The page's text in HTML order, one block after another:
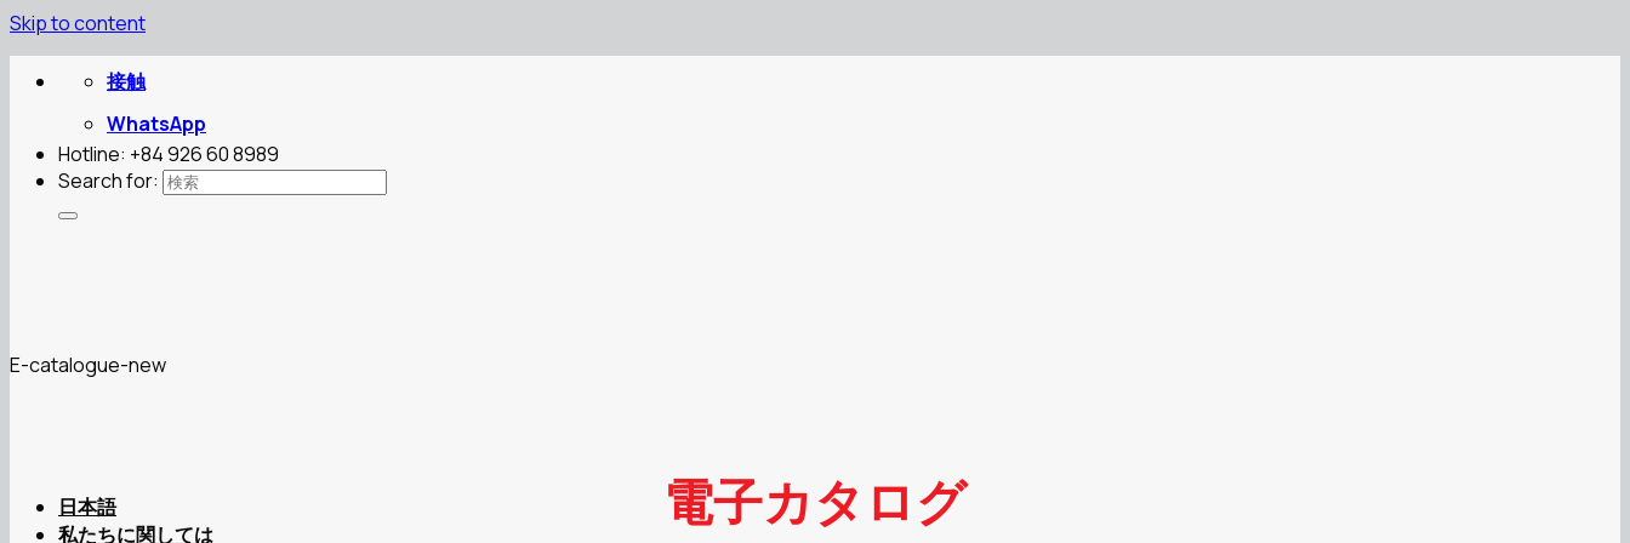
Skip to content
接触
WhatsApp
Hotline: +84 926 60 8989
Search for:
日本語
私たちに関しては
E-catalogue-new
電子カタログ